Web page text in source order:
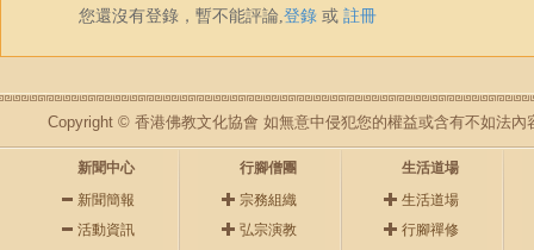
您還沒有登錄，暫不能評論,登錄 或 註冊
Copyright © 香港佛教文化協會 如無意中侵犯您的權益或含有不如法內
新聞中心
新聞簡報
活動資訊
行腳僧團
宗務組織
弘宗演教
生活道場
生活道場
行腳禪修